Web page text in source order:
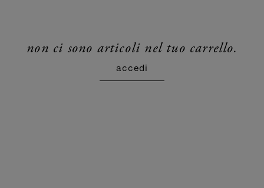
non ci sono articoli nel tuo carrello.
accedi